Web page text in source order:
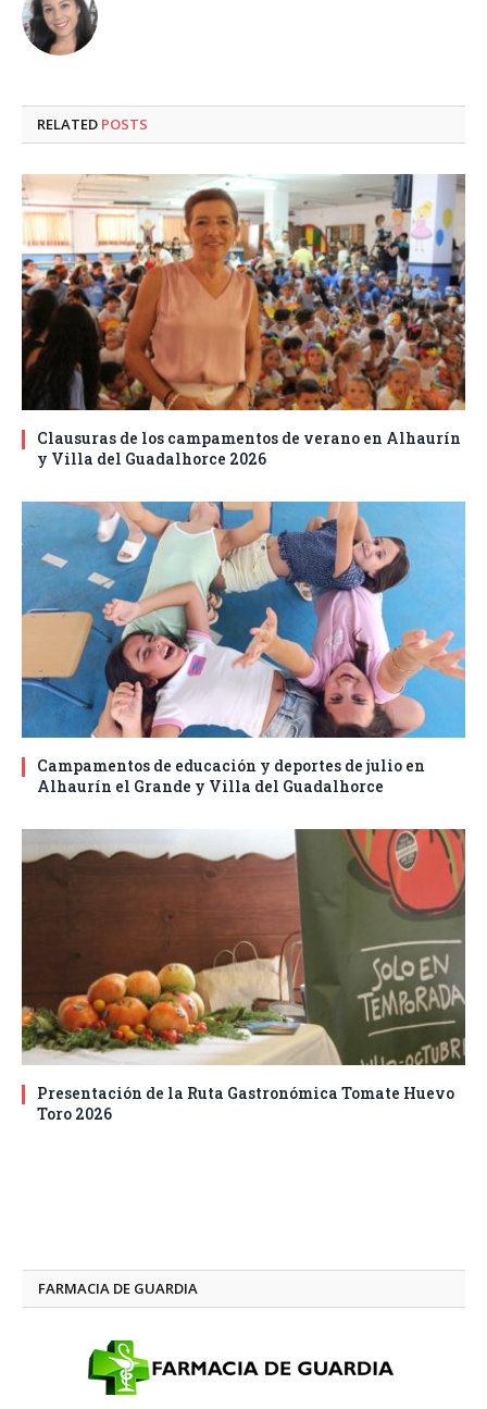
RELATED POSTS
Clausuras de los campamentos de verano en Alhaurín
y Villa del Guadalhorce 2026
Campamentos de educación y deportes de julio en
Alhaurín el Grande y Villa del Guadalhorce
Presentación de la Ruta Gastronómica Tomate Huevo
Toro 2026
FARMACIA DE GUARDIA